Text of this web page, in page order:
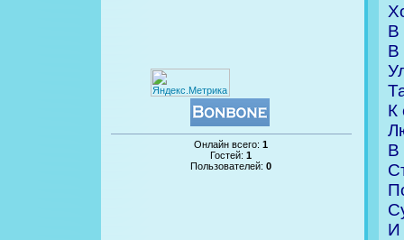
Онлайн всего:1
Гостей:1
Пользователей:0
В
В
К
В
И